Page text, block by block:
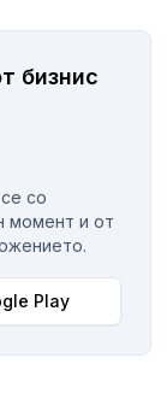
бизнис
со
момент и от
Play